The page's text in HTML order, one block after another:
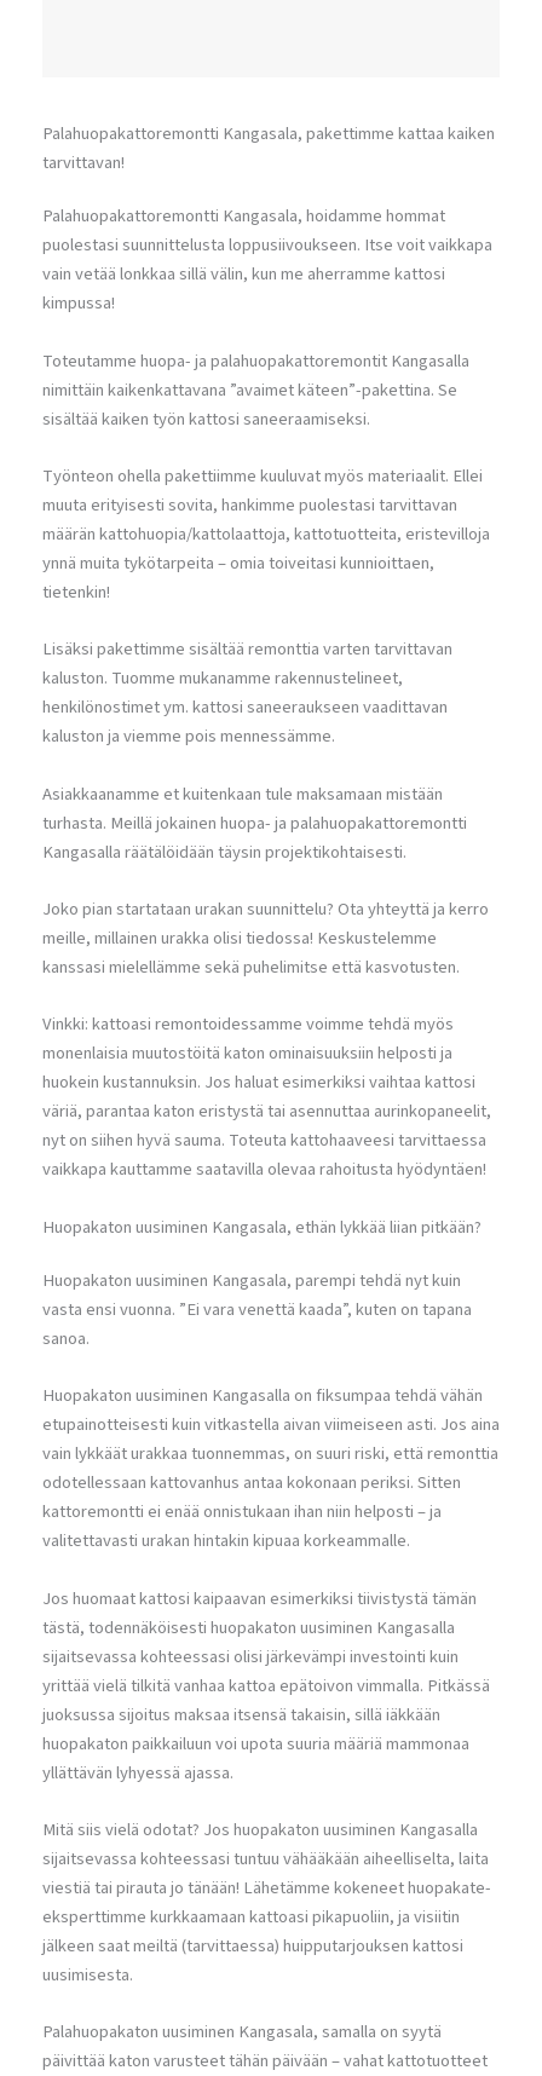
Palahuopakattoremontti Kangasala, pakettimme kattaa kaiken
tarvittavan!
Palahuopakattoremontti Kangasala, hoidamme hommat
puolestasi suunnittelusta loppusiivoukseen. Itse voit vaikkapa
vain vetää lonkkaa sillä välin, kun me aherramme kattosi
kimpussa!
Toteutamme huopa- ja palahuopakattoremontit Kangasalla
nimittäin kaikenkattavana ”avaimet käteen”-pakettina. Se
sisältää kaiken työn kattosi saneeraamiseksi.
Työnteon ohella pakettiimme kuuluvat myös materiaalit. Ellei
muuta erityisesti sovita, hankimme puolestasi tarvittavan
määrän kattohuopia/kattolaattoja, kattotuotteita, eristevilloja
ynnä muita tykötarpeita – omia toiveitasi kunnioittaen,
tietenkin!
Lisäksi pakettimme sisältää remonttia varten tarvittavan
kaluston. Tuomme mukanamme rakennustelineet,
henkilönostimet ym. kattosi saneeraukseen vaadittavan
kaluston ja viemme pois mennessämme.
Asiakkaanamme et kuitenkaan tule maksamaan mistään
turhasta. Meillä jokainen huopa- ja palahuopakattoremontti
Kangasalla räätälöidään täysin projektikohtaisesti.
Joko pian startataan urakan suunnittelu? Ota yhteyttä ja kerro
meille, millainen urakka olisi tiedossa! Keskustelemme
kanssasi mielellämme sekä puhelimitse että kasvotusten.
Vinkki: kattoasi remontoidessamme voimme tehdä myös
monenlaisia muutostöitä katon ominaisuuksiin helposti ja
huokein kustannuksin. Jos haluat esimerkiksi vaihtaa kattosi
väriä, parantaa katon eristystä tai asennuttaa aurinkopaneelit,
nyt on siihen hyvä sauma. Toteuta kattohaaveesi tarvittaessa
vaikkapa kauttamme saatavilla olevaa rahoitusta hyödyntäen!
Huopakaton uusiminen Kangasala, ethän lykkää liian pitkään?
Huopakaton uusiminen Kangasala, parempi tehdä nyt kuin
vasta ensi vuonna. ”Ei vara venettä kaada”, kuten on tapana
sanoa.
Huopakaton uusiminen Kangasalla on fiksumpaa tehdä vähän
etupainotteisesti kuin vitkastella aivan viimeiseen asti. Jos aina
vain lykkäät urakkaa tuonnemmas, on suuri riski, että remonttia
odotellessaan kattovanhus antaa kokonaan periksi. Sitten
kattoremontti ei enää onnistukaan ihan niin helposti – ja
valitettavasti urakan hintakin kipuaa korkeammalle.
Jos huomaat kattosi kaipaavan esimerkiksi tiivistystä tämän
tästä, todennäköisesti huopakaton uusiminen Kangasalla
sijaitsevassa kohteessasi olisi järkevämpi investointi kuin
yrittää vielä tilkitä vanhaa kattoa epätoivon vimmalla. Pitkässä
juoksussa sijoitus maksaa itsensä takaisin, sillä iäkkään
huopakaton paikkailuun voi upota suuria määriä mammonaa
yllättävän lyhyessä ajassa.
Mitä siis vielä odotat? Jos huopakaton uusiminen Kangasalla
sijaitsevassa kohteessasi tuntuu vähääkään aiheelliselta, laita
viestiä tai pirauta jo tänään! Lähetämme kokeneet huopakate-
eksperttimme kurkkaamaan kattoasi pikapuoliin, ja visiitin
jälkeen saat meiltä (tarvittaessa) huipputarjouksen kattosi
uusimisesta.
Palahuopakaton uusiminen Kangasala, samalla on syytä
päivittää katon varusteet tähän päivään – vahat kattotuotteet